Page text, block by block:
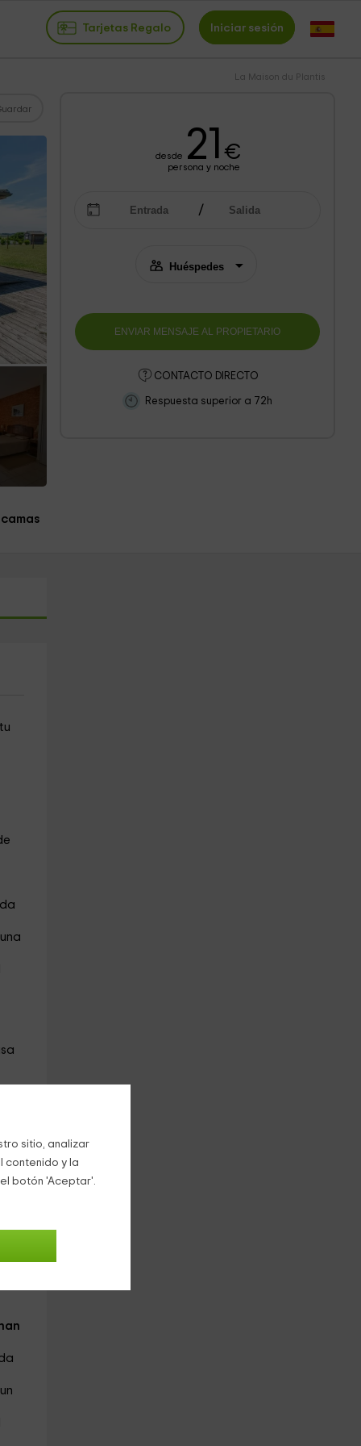
sitio, analizar
contenido y la
botón 'Aceptar'.
Tarjetas Regalo Iniciar sesión
La Maison du Plantis
desde 21 €
persona y noche
CONTACTO DIRECTO
Respuesta superior a 72h
camas